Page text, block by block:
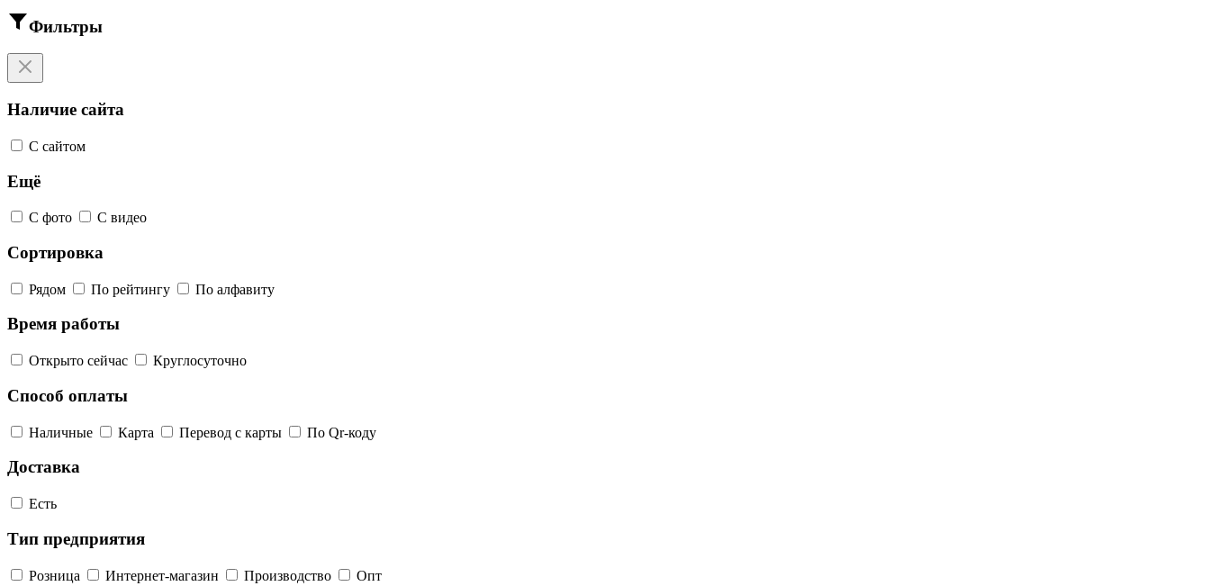
Фильтры
Наличие сайта
С сайтом
Ещё
С фото С видео
Сортировка
Рядом По рейтингу По алфавиту
Время работы
Открыто сейчас Круглосуточно
Способ оплаты
Наличные Карта Перевод с карты По Qr-коду
Доставка
Есть
Тип предприятия
Розница Интернет-магазин Производство Опт